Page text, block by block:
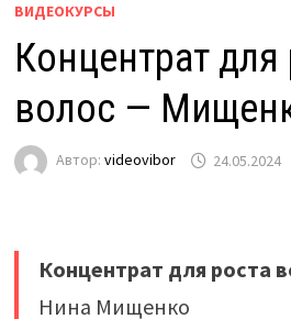
ВИДЕОКУРСЫ
Концентрат для
волос —
Автор: videovibor 24.05.2024
Концентрат для роста
Нина Мищенко